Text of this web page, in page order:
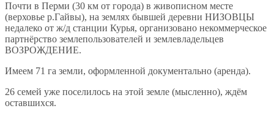
Почти в Перми (30 км от города) в живописном месте
(верховье р.Гайвы), на землях бывшей деревни НИЗОВЦЫ
недалеко от ж/д станции Курья, организовано некоммерческое
партнёрство землепользователей и землевладельцев
ВОЗРОЖДЕНИЕ.
Имеем 71 га земли, оформленной документально (аренда).
26 семей уже поселилось на этой земле (мысленно), ждём
оставшихся.